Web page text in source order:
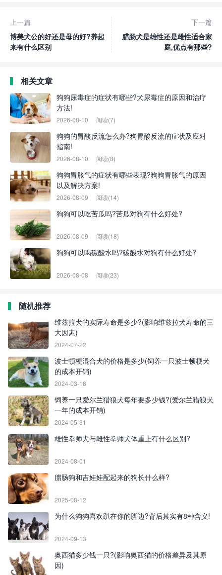
上一篇
博美犬公的好还是母的好?养起
来有什么区别
下一篇
腊肠犬是雄性还是雌性适合家
庭,优点有那些?
相关文章
狗狗尿毒症的症状有哪些?犬尿毒症的原因和治疗
方法!
2026-08-10 阅读(7)
狗狗的胃酸反流怎么办?狗胃酸反流的症状及应对
指南!
2026-08-10 阅读(8)
狗狗胃胀气的症状有哪些表现?狗狗胃胀气的原因
以及解决方案!
2026-08-09 阅读(14)
狗狗可以吃苦瓜吗?苦瓜对狗有什么好处?
2026-08-09 阅读(18)
狗狗可以喝碳酸水吗?碳酸水对狗有什么好处?
2026-08-08 阅读(23)
随机推荐
维兹拉犬的实际寿命是多少?(影响维兹拉犬寿命的三
大因素)
2024-07-22
波士顿梗混合犬的价格是多少(饲养一只波士顿梗犬
的成本开销)
2024-03-18
饲养一只爱尔兰猎狼犬每年要多少钱?(爱尔兰猎狼犬
一年的成本开销)
2024-05-31
雄性拳师犬与雌性拳师犬体重上有什么区别?
2024-08-01
腊肠狗和吉娃娃配起来的狗长什么样?
2025-08-12
为什么狗狗喜欢趴在你的脚边?背后其实有8种含义!
2024-09-13
奥西猫多少钱一只?(影响奥西猫的价格差异及其原
因)